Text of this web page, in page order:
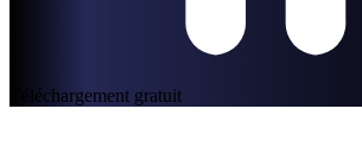
Téléchargement gratuit